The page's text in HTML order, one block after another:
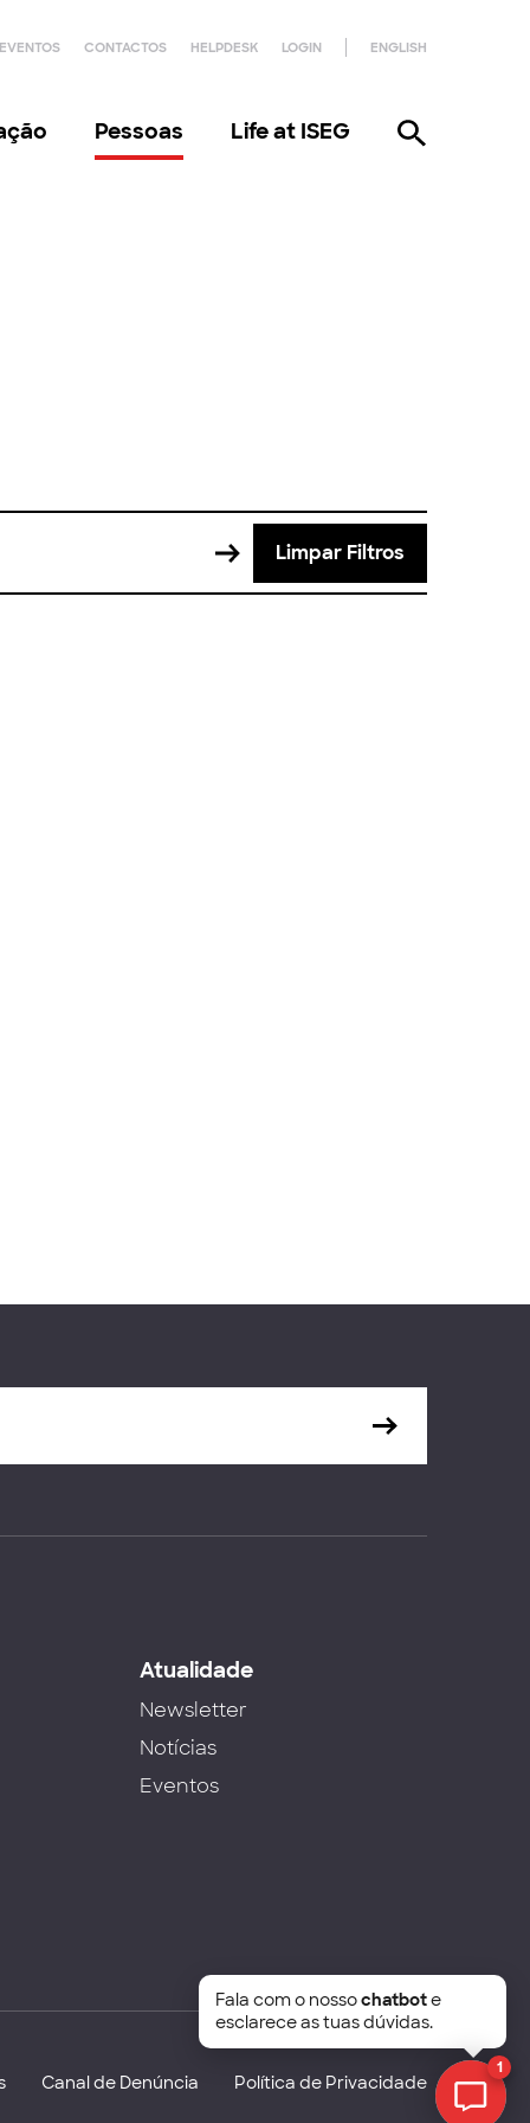
EVENTOS CONTACTOS HELPDESK LOGIN ENGLISH
Pessoas Life at ISEG
Limpar Filtros
Atualidade
Newsletter
Notícias
Eventos
Canal de Denúncia Política de Privacidade
1
Fala com o nossochatbote
esclarece as tuas dúvidas.